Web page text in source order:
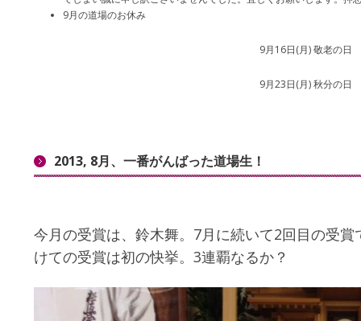
9月の道場のお休み
9月16日(月) 敬老の日
9月23日(月) 秋分の日
2013, 8月、一番がんばった道場生！
今月の受賞は、鈴木舞。7月に続いて2回目の受
けての受賞は初の快挙。3連覇なるか？